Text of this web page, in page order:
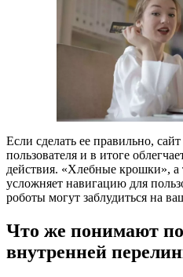
Если сделать ее правильно,
пользователя и в итоге
действия. «Хлебные крошки», а
усложняет навигацию для
роботы могут заблудиться на
Что же понимают
внутренней